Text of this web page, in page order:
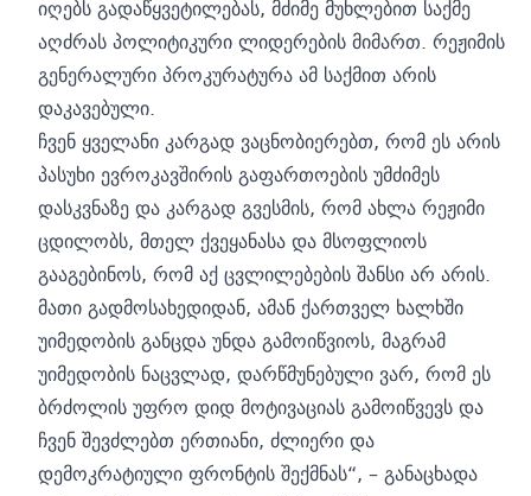
იღებს გადაწყვეტილებას, მძიმე მუხლებით საქმე
აღძრას პოლიტიკური ლიდერების მიმართ. რეჟიმის
გენერალური პროკურატურა ამ საქმით არის
დაკავებული.
ჩვენ ყველანი კარგად ვაცნობიერებთ, რომ ეს არის
პასუხი ევროკავშირის გაფართოების უმძიმეს
დასკვნაზე და კარგად გვესმის, რომ ახლა რეჟიმი
ცდილობს, მთელ ქვეყანასა და მსოფლიოს
გააგებინოს, რომ აქ ცვლილებების შანსი არ არის.
მათი გადმოსახედიდან, ამან ქართველ ხალხში
უიმედობის განცდა უნდა გამოიწვიოს, მაგრამ
უიმედობის ნაცვლად, დარწმუნებული ვარ, რომ ეს
ბრძოლის უფრო დიდ მოტივაციას გამოიწვევს და
ჩვენ შევძლებთ ერთიანი, ძლიერი და
დემოკრატიული ფრონტის შექმნას“, – განაცხადა